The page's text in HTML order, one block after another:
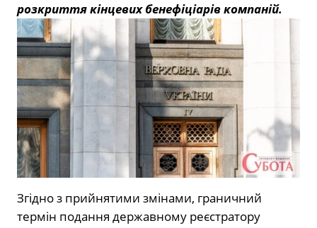
розкриття кінцевих бенефіціарів компаній.
Згідно з прийнятими змінами, граничний
термін подання державному реєстратору